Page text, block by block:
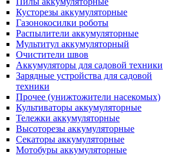
Кусторезы аккумуляторные
Газонокосилки роботы
Распылители аккумуляторные
Мультитул аккумуляторный
Очистители швов
Аккумуляторы для садовой техники
Зарядные устройства для садовой
техники
Прочее (унижтожители насекомых)
Культиваторы аккумуляторные
Тележки аккумуляторные
Высоторезы аккумуляторные
Секаторы аккумуляторные
Мотобуры аккумуляторные